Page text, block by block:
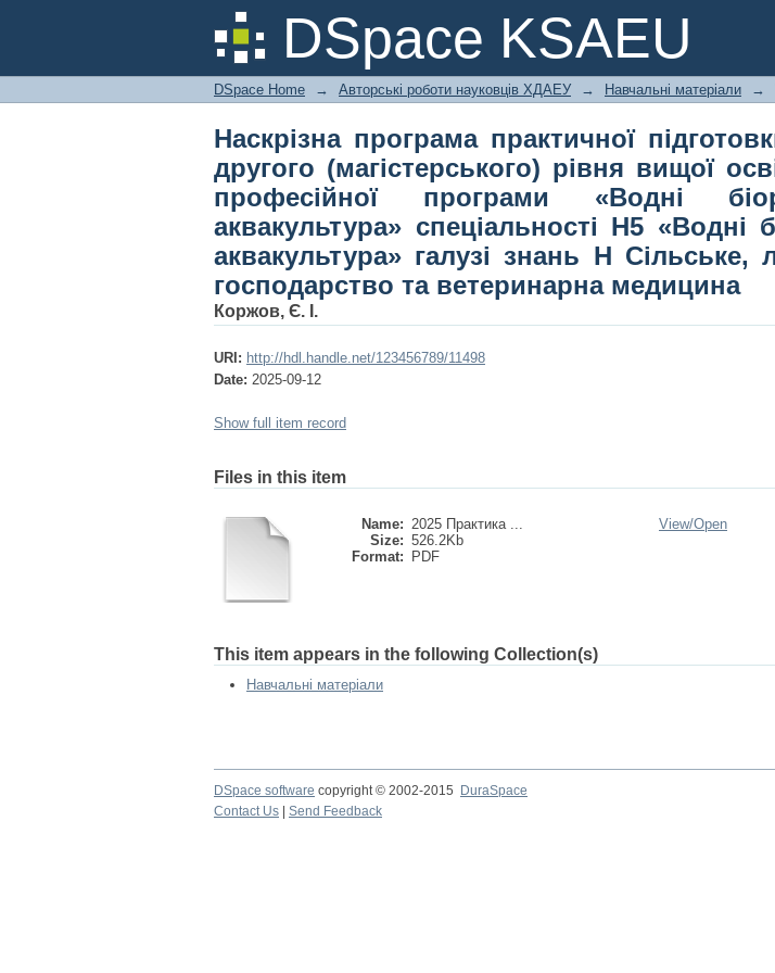
DSpace KSAEU
Наскрізна програма практичної
(магістерського) рівня вищої освіти
біоресурси та аквакультура»
аквакультура» галузі знань H
ветеринарна медицина
DSpace Home → Авторські роботи науковців ХДАЕУ → Навчальні матеріали →
Наскрізна програма практичної
другого (магістерського) рівня вищої
професійної програми «Водні
аквакультура» спеціальності Н5 «Водні
аквакультура» галузі знань H Сільське,
господарство та ветеринарна медицина
Коржов, Є. І.
URI: http://hdl.handle.net/123456789/11498
Date: 2025-09-12
Show full item record
Files in this item
Name: 2025 Практика ...
Size: 526.2Kb
Format:
PDF
View/Open
This item appears in the following Collection(s)
Навчальні матеріали
DSpace software copyright © 2002-2015 DuraSpace
Contact Us
Send Feedback